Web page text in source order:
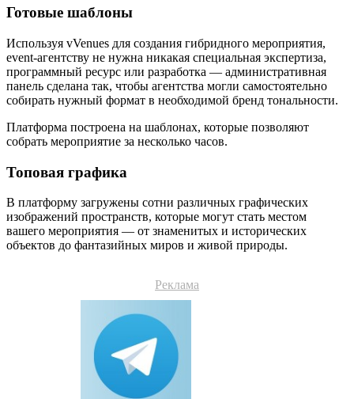
Готовые шаблоны
Используя vVenues для создания гибридного мероприятия,
event-агентству не нужна никакая специальная экспертиза,
программный ресурс или разработка — административная
панель сделана так, чтобы агентства могли самостоятельно
собирать нужный формат в необходимой бренд тональности.
Платформа построена на шаблонах, которые позволяют
собрать мероприятие за несколько часов.
Топовая графика
В платформу загружены сотни различных графических
изображений пространств, которые могут стать местом
вашего мероприятия — от знаменитых и исторических
объектов до фантазийных миров и живой природы.
Реклама